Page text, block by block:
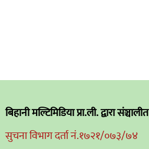
बिहानी मल्टिमिडिया प्रा.ली. द्वारा संञ्चालीत
सुचना विभाग दर्ता नं.१७२१/०७३/७४